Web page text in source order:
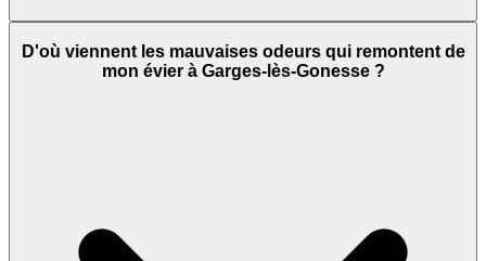
D'où viennent les mauvaises odeurs qui remontent de
mon évier à Garges-lès-Gonesse ?